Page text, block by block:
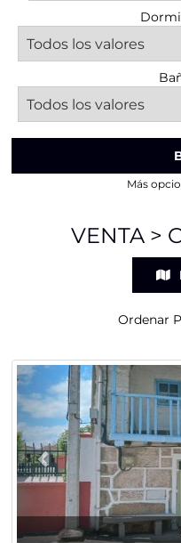
Más
VENTA >
Ordenar
Previous